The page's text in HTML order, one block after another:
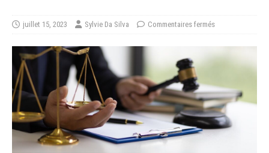
juillet 15, 2023 Sylvie Da Silva Commentaires fermés